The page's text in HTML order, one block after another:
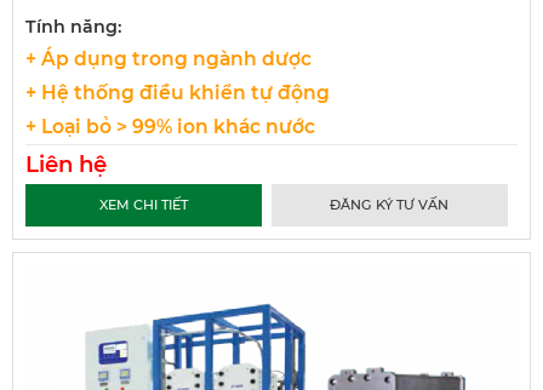
Tính năng:
+ Áp dụng trong ngành dược
+ Hệ thống điều khiển tự động
+ Loại bỏ > 99% ion khác nước
Liên hệ
XEM CHI TIẾT ĐĂNG KÝ TƯ VẤN